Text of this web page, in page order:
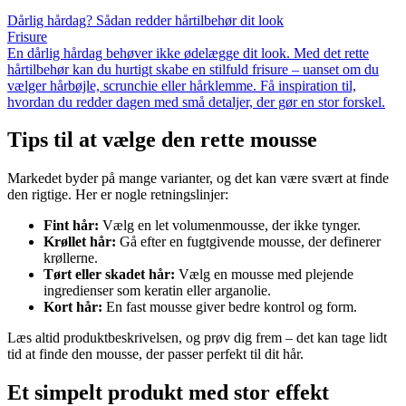
Dårlig hårdag? Sådan redder hårtilbehør dit look
Frisure
En dårlig hårdag behøver ikke ødelægge dit look. Med det rette
hårtilbehør kan du hurtigt skabe en stilfuld frisure – uanset om du
vælger hårbøjle, scrunchie eller hårklemme. Få inspiration til,
hvordan du redder dagen med små detaljer, der gør en stor forskel.
Tips til at vælge den rette mousse
Markedet byder på mange varianter, og det kan være svært at finde
den rigtige. Her er nogle retningslinjer:
Fint hår: Vælg en let volumenmousse, der ikke tynger.
Krøllet hår: Gå efter en fugtgivende mousse, der definerer
krøllerne.
Tørt eller skadet hår: Vælg en mousse med plejende
ingredienser som keratin eller arganolie.
Kort hår: En fast mousse giver bedre kontrol og form.
Læs altid produktbeskrivelsen, og prøv dig frem – det kan tage lidt
tid at finde den mousse, der passer perfekt til dit hår.
Et simpelt produkt med stor effekt